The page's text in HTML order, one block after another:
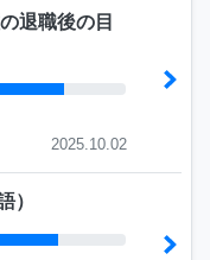
退職後の目
2025.10.02
）